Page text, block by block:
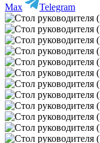
Max Telegram